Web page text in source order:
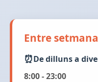
Entre setmana
De dilluns a
8:00 - 23:00